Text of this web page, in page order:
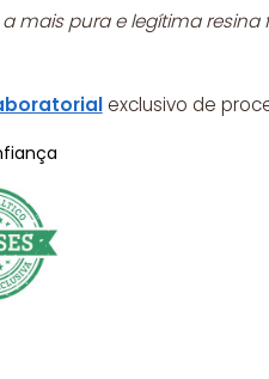
mais pura e legítima
exclusivo de